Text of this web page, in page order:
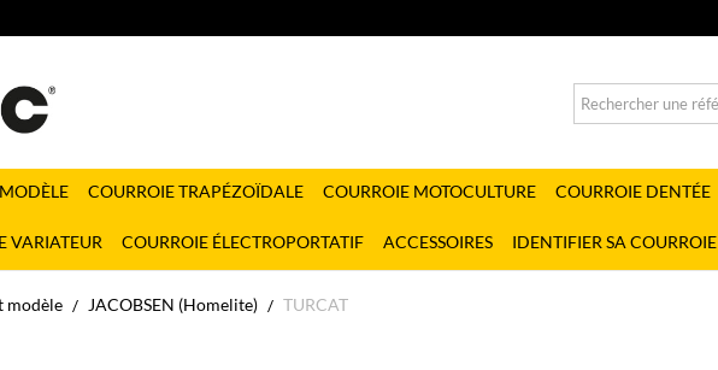
COURROIE TRAPÉZOÏDALE COURROIE MOTOCULTURE COURROIE DENTÉE
VARIATEUR COURROIE ÉLECTROPORTATIF ACCESSOIRES IDENTIFIER SA COURROIE
modèle JACOBSEN (Homelite) TURCAT